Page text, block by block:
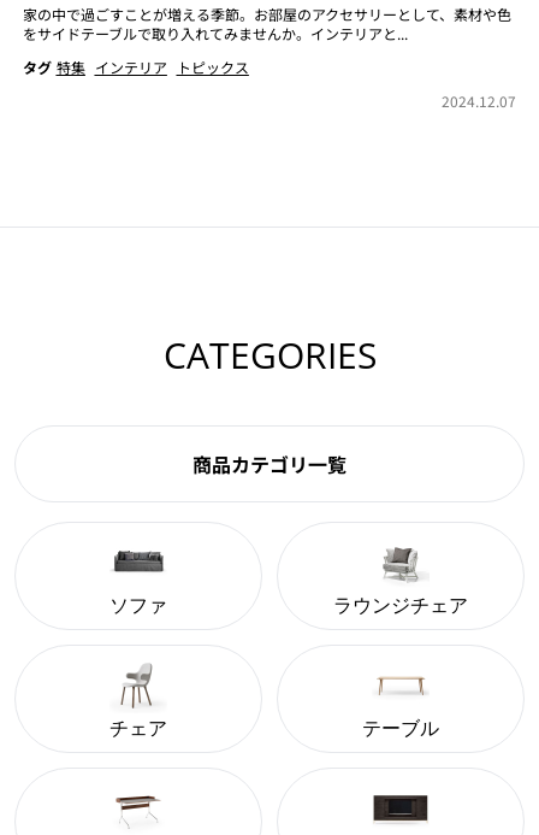
家の中で過ごすことが増える季節。お部屋のアクセサリーとして、素材や色
をサイドテーブルで取り入れてみませんか。インテリアと...
タグ 特集 インテリア
トピックス
2024.12.07
CATEGORIES
商品カテゴリ一覧
ソファ ラウンジチェア
チェア テーブル